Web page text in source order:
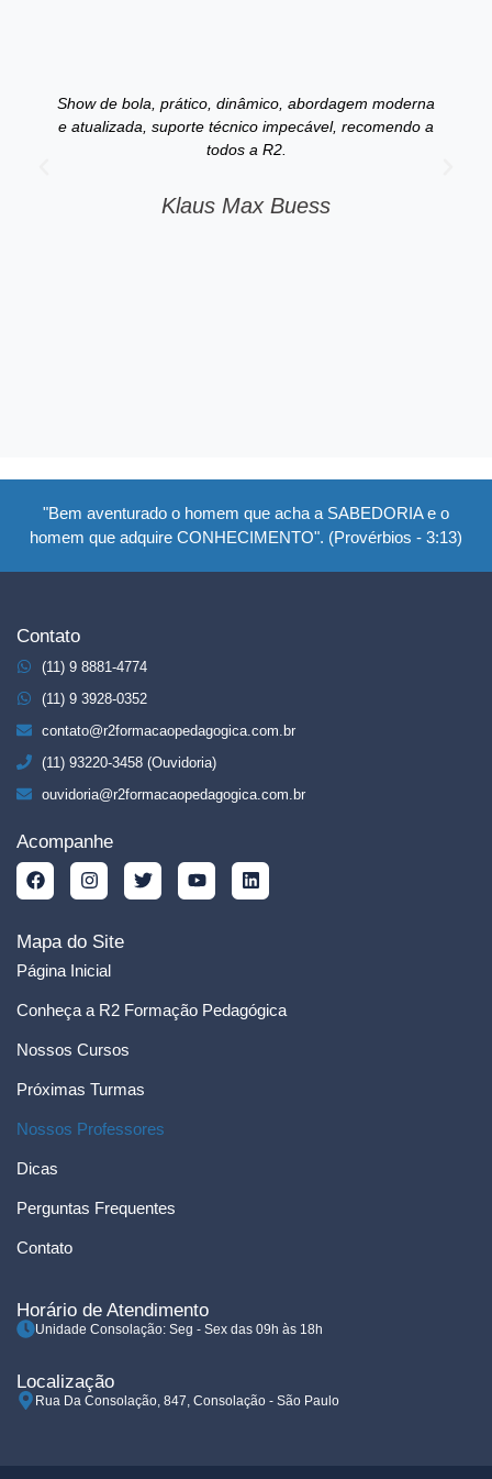
Show de bola, prático, dinâmico, abordagem moderna
e atualizada, suporte técnico impecável, recomendo a
todos a R2.
Klaus Max Buess
"Bem aventurado o homem que acha a SABEDORIA e o
homem que adquire CONHECIMENTO". (Provérbios - 3:13)
Contato
(11) 9 8881-4774
(11) 9 3928-0352
contato@r2formacaopedagogica.com.br
(11) 93220-3458 (Ouvidoria)
ouvidoria@r2formacaopedagogica.com.br
Acompanhe
Mapa do Site
Página Inicial
Conheça a R2 Formação Pedagógica
Nossos Cursos
Próximas Turmas
Nossos Professores
Dicas
Perguntas Frequentes
Contato
Horário de Atendimento
Unidade Consolação: Seg - Sex das 09h às 18h
Localização
Rua Da Consolação, 847, Consolação - São Paulo